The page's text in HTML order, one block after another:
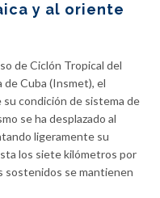
y al oriente
de Ciclón Tropical del
Cuba (Insmet), el
condición de sistema de
se ha desplazado al
ligeramente su
los siete kilómetros por
sostenidos se mantienen